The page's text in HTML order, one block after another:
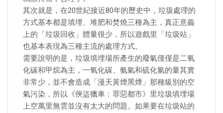
其次就是，在20世紀接近80年的歷史中，垃圾處理的
方式基本都是填埋、堆肥和焚燒三種為主，真正意義
上的「垃圾回收」體量很少，所以遊戲里「垃圾站」
也基本表現為三種主流的處理方式。
需要說明的是，垃圾填埋場所產生的廢氣僅僅是二氧
化碳和甲烷為主，一氧化碳、氨氣和硫化氫的量其實
非常少，並不會造成「漫天黃煙黑煙」那種級別的空
氣污染，所以《俠盜獵車：罪惡都市》里垃圾填埋場
上空萬里無雲並沒有太大的問題。如果要在垃圾站的